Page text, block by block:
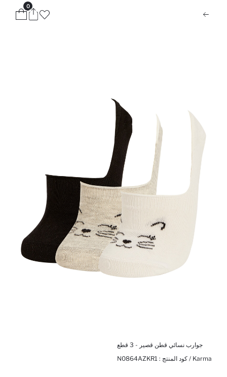
0
جوارب نسائي قطن قصير - 3 قطع
Karma / كود المنتج :
N0864AZKR1